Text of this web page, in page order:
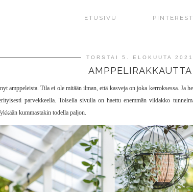
ETUSIVU PINTEREST
TORSTAI 5. ELOKUUTA 2021
AMPPELIRAKKAUTTA
amppeleista. Tila ei ole mitään ilman, että kasveja on joka kerroksessa. Ja
parvekkeella. Toisella sivulla on haettu enemmän viidakko
kummastakin todella paljon.